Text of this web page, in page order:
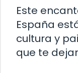
Este
España
cultura y
que te